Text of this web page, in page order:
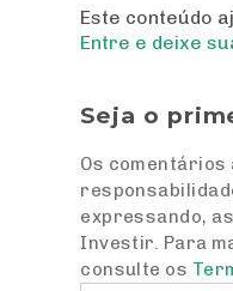
Este conteúdo
Entre e deixe
Seja o
Os comentários
expressando,
Investir. Para
consulte os